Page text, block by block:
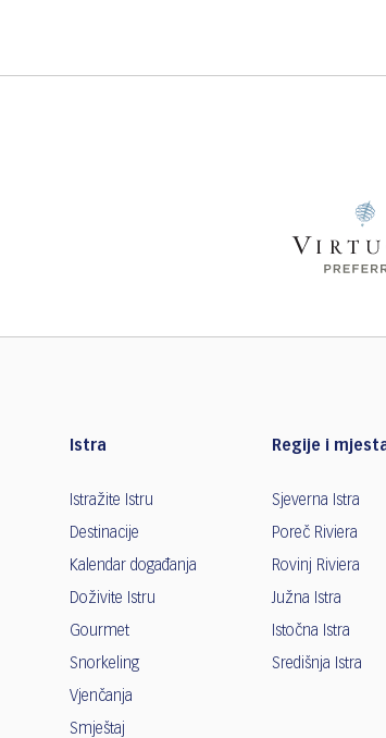
Istra
Istražite Istru
Destinacije
Kalendar događanja
Doživite Istru
Gourmet
Snorkeling
Vjenčanja
Smještaj
Regije i
Sjeverna Istra
Poreč Riviera
Rovinj Riviera
Južna Istra
Istočna Istra
Središnja Istra